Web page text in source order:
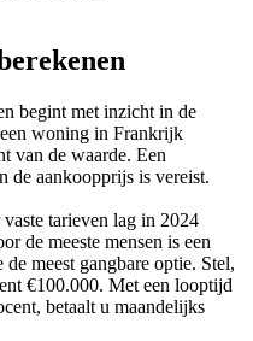
begint met inzicht in de
woning in Frankrijk
van de waarde. Een
de aankoopprijs is vereist.
tarieven lag in 2024
de meeste mensen is een
meest gangbare optie. Stel,
€100.000. Met een looptijd
betaalt u maandelijks